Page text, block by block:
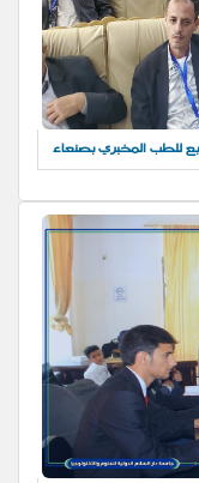
للطب المخبري بصنعاء